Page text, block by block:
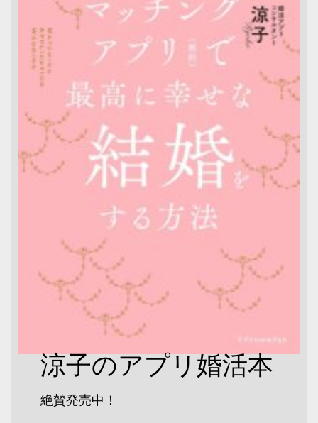
涼子のアプリ婚活本
絶賛発売中！